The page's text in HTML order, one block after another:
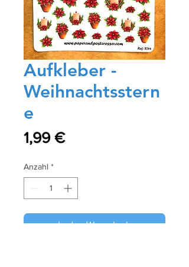
Aufkleber -
Weihnachtsstern
e
1,99 €Preis
Anzahl *
In den Warenkorb